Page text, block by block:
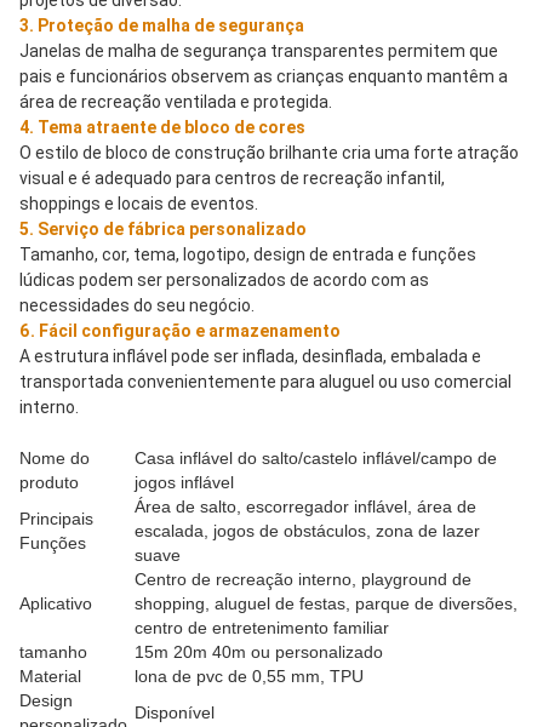
3. Proteção de malha de segurança
Janelas de malha de segurança transparentes permitem que
pais e funcionários observem as crianças enquanto mantêm a
área de recreação ventilada e protegida.
4. Tema atraente de bloco de cores
O estilo de bloco de construção brilhante cria uma forte atração
visual e é adequado para centros de recreação infantil,
shoppings e locais de eventos.
5. Serviço de fábrica personalizado
Tamanho, cor, tema, logotipo, design de entrada e funções
lúdicas podem ser personalizados de acordo com as
necessidades do seu negócio.
6. Fácil configuração e armazenamento
A estrutura inflável pode ser inflada, desinflada, embalada e
transportada convenientemente para aluguel ou uso comercial
interno.
Nome do
produto
Casa inflável do salto/castelo inflável/campo de
jogos inflável
Principais
Funções
Área de salto, escorregador inflável, área de
escalada, jogos de obstáculos, zona de lazer
suave
Aplicativo
Centro de recreação interno, playground de
shopping, aluguel de festas, parque de diversões,
centro de entretenimento familiar
tamanho
15m 20m 40m ou personalizado
Material
lona de pvc de 0,55 mm, TPU
Design
Disponível